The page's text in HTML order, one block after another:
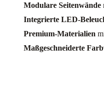
Modulare Seitenwände
Integrierte LED-
Premium-Materialien
Maßgeschneiderte